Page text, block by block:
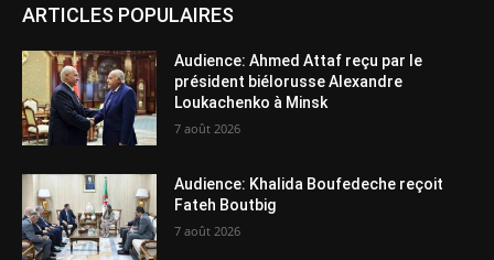
ARTICLES POPULAIRES
Audience: Ahmed Attaf reçu par le
président biélorusse Alexandre
Loukachenko à Minsk
7 août 2026
Audience: Khalida Boufedeche reçoit
Fateh Boutbig
7 août 2026